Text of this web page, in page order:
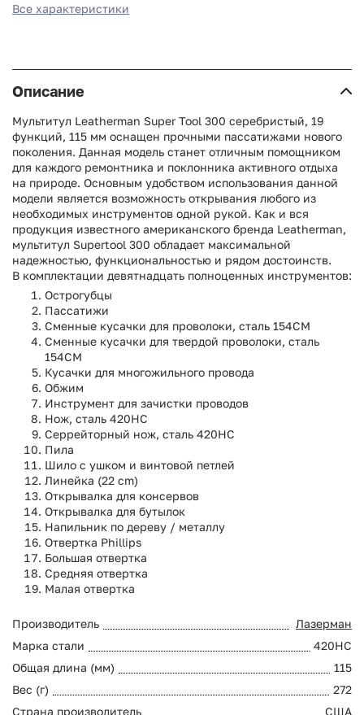
Все характеристики
Описание
Мультитул Leatherman Super Tool 300 серебристый, 19
функций, 115 мм оснащен прочными пассатижами нового
поколения. Данная модель станет отличным помощником
для каждого ремонтника и поклонника активного отдыха
на природе. Основным удобством использования данной
модели является возможность открывания любого из
необходимых инструментов одной рукой. Как и вся
продукция известного американского бренда Leatherman,
мультитул Supertool 300 обладает максимальной
надежностью, функциональностью и рядом достоинств.
В комплектации девятнадцать полноценных инструментов:
Острогубцы
Пассатижи
Сменные кусачки для проволоки, сталь 154CM
Сменные кусачки для твердой проволоки, сталь
154CM
Кусачки для многожильного провода
Обжим
Инструмент для зачистки проводов
Нож, сталь 420HC
Серрейторный нож, сталь 420HC
Пила
Шило с ушком и винтовой петлей
Линейка (22 cm)
Открывалка для консервов
Открывалка для бутылок
Напильник по дереву / металлу
Отвертка Phillips
Большая отвертка
Средняя отвертка
Малая отвертка
Производитель
Лазерман
Марка стали
420HC
Общая длина (мм)
115
Вес (г)
272
Страна производитель
США